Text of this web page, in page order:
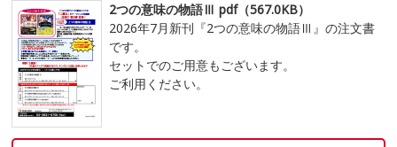
2つの意味の物語Ⅲ pdf（567.0KB）
2026年7月新刊『2つの意味の物語Ⅲ』の注文書
です。
セットでのご用意もございます。
ご利用ください。